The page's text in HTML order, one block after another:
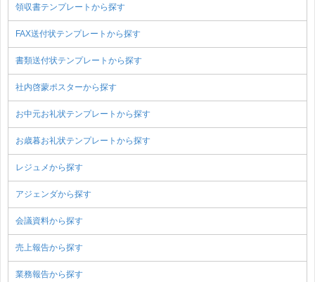
領収書テンプレートから探す
FAX送付状テンプレートから探す
書類送付状テンプレートから探す
社内啓蒙ポスターから探す
お中元お礼状テンプレートから探す
お歳暮お礼状テンプレートから探す
レジュメから探す
アジェンダから探す
会議資料から探す
売上報告から探す
業務報告から探す